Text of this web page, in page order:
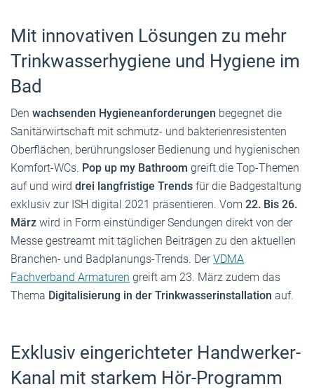
Mit innovativen Lösungen zu mehr
Trinkwasserhygiene und Hygiene im
Bad
Den wachsenden Hygieneanforderungen begegnet die
Sanitärwirtschaft mit schmutz- und bakterienresistenten
Oberflächen, berührungsloser Bedienung und hygienischen
Komfort-WCs. Pop up my Bathroom greift die Top-Themen
auf und wird drei langfristige Trends für die Badgestaltung
exklusiv zur ISH digital 2021 präsentieren. Vom 22. Bis 26.
März wird in Form einstündiger Sendungen direkt von der
Messe gestreamt mit täglichen Beiträgen zu den aktuellen
Branchen- und Badplanungs-Trends. DerVDMA
Fachverband Armaturen greift am 23. März zudem das
Thema Digitalisierung in der Trinkwasserinstallation auf.
Exklusiv eingerichteter Handwerker-
Kanal mit starkem Hör-Programm